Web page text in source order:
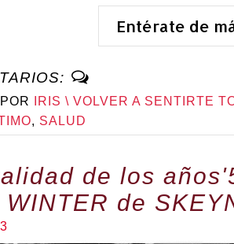
Entérate de
IRIS \ VOLVER A SENTIRTE
, SALUD
de los
WINTER de